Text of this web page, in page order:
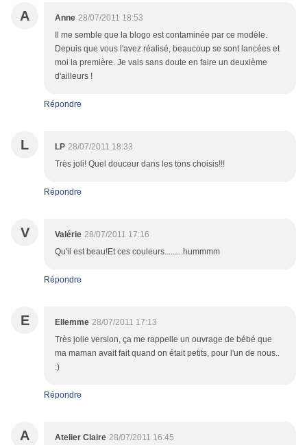
A Anne 28/07/2011 18:53
Il me semble que la blogo est contaminée par ce modèle.
Depuis que vous l'avez réalisé, beaucoup se sont lancées et
moi la première. Je vais sans doute en faire un deuxième
d'ailleurs !
Répondre
L LP 28/07/2011 18:33
Très joli! Quel douceur dans les tons choisis!!!
Répondre
V Valérie 28/07/2011 17:16
Qu'il est beau!Et ces couleurs.........hummmm
Répondre
E Ellemme 28/07/2011 17:13
Très jolie version, ça me rappelle un ouvrage de bébé que
ma maman avait fait quand on était petits, pour l'un de nous..
:)
Répondre
A Atelier Claire 28/07/2011 16:45